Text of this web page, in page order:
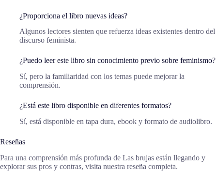
¿Proporciona el libro nuevas ideas?
Algunos lectores sienten que refuerza ideas existentes dentro del
discurso feminista.
¿Puedo leer este libro sin conocimiento previo sobre feminismo?
Sí, pero la familiaridad con los temas puede mejorar la
comprensión.
¿Está este libro disponible en diferentes formatos?
Sí, está disponible en tapa dura, ebook y formato de audiolibro.
Reseñas
Para una comprensión más profunda de Las brujas están llegando y
explorar sus pros y contras, visita nuestra reseña completa.